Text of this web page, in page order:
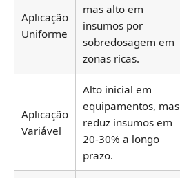
Aplicação
Uniforme
mas alto em
insumos por
sobredosagem em
zonas ricas.
Aplicação
Variável
Alto inicial em
equipamentos, mas
reduz insumos em
20-30% a longo
prazo.